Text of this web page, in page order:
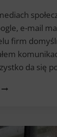
e-mail
firm
da się
CZY